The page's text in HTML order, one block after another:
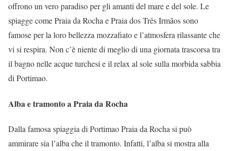
offrono un vero paradiso per gli amanti del mare e del sole. Le
spiagge come Praia da Rocha e Praia dos Três Irmãos sono
famose per la loro bellezza mozzafiato e l’atmosfera rilassante che
vi si respira. Non c’è niente di meglio di una giornata trascorsa tra
il bagno nelle acque turchesi e il relax al sole sulla morbida sabbia
di Portimao.
Alba e tramonto a Praia da Rocha
Dalla famosa spiaggia di Portimao Praia da Rocha si può
ammirare sia l’alba che il tramonto. Infatti, l’alba si mostra alla